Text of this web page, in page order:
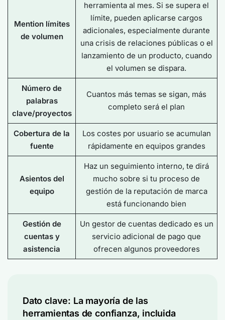
Mention límites
de volumen
herramienta al mes. Si se supera el
límite, pueden aplicarse cargos
adicionales, especialmente durante
una crisis de relaciones públicas o el
lanzamiento de un producto, cuando
el volumen se dispara.
Número de
palabras
clave/proyectos
Cuantos más temas se sigan, más
completo será el plan
Cobertura de la
fuente
Los costes por usuario se acumulan
rápidamente en equipos grandes
Asientos del
equipo
Haz un seguimiento interno, te dirá
mucho sobre si tu proceso de
gestión de la reputación de marca
está funcionando bien
Gestión de
cuentas y
asistencia
Un gestor de cuentas dedicado es un
servicio adicional de pago que
ofrecen algunos proveedores
Dato clave: La mayoría de las
herramientas de confianza, incluida